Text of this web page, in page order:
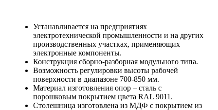
Устанавливается на предприятиях
электротехнической промышленности и на других
производственных участках, применяющих
электронные компоненты.
Конструкция сборно-разборная модульного типа.
Возможность регулировки высоты рабочей
поверхности в диапазоне 700-850 мм.
Материал изготовления опор – сталь с
порошковым покрытием цвета RAL 9011.
Столешница изготовлена из МДФ с покрытием из